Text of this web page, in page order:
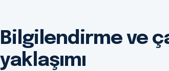
Bilgilendirme ve
yaklaşımı